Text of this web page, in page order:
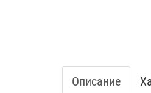
Описание